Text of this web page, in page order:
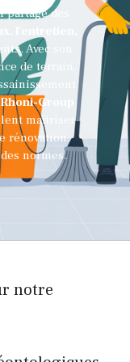
des
Avec son
de terrain,
Rhoni-Group
maîtriser
rénovation,
normes.
notre